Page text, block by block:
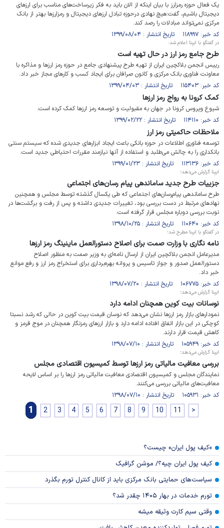
یک فعال حوزه رمزارز با بیان اینکه از الان باید به فکر زیرساخت‌های مناسب برای ارزهای
دیجیتال باشیم، گفت:هیچ نهادی درحوزه تبادل ارزهای دیجیتال و رمزارزها بهتر از بانک
مرکزی نمی‌تواند مبادلات را رصد کند.
کد خبر: ۱۱۸۹۹۷ تاریخ انتشار : ۱۳۹۹/۰۸/۰۴
در گفتگو با ایبِنا اعلام شد:
طرح جامع رمز ارز در حال تهیه است
رییس انجمن بلاکچین ایران از تهیه طرح پیشنهادی جامع در حوزه رمز ارزها و مذاکره با
معاونت فناوری بانک مرکزی و کانون صرافان برای ایجاد کسب و کارهای مجاز خبر داد.
کد خبر: ۱۱۵۴۰۳ تاریخ انتشار : ۱۳۹۹/۰۴/۰۳
کمک کرونا به رواج رمز ارزها
شیوع ویروس کرونا در جهان به مقبولیت و توسعه رمز ارزها کمک کرده است.
کد خبر: ۱۱۴۱۱۰ تاریخ انتشار : ۱۳۹۹/۰۲/۲۲
ملاحظات حاکمیتی رمز ارز
توسعه فناوری اطلاعات در حوزه بانکی باعث ایجاد ابزارهای جدیدی شده که سیستم سنتی
بانکداری را به چالش می‌طلبد و استفاده از آنها نیازمند مقررات احتیاطی جدید است.
کد خبر: ۱۱۳۱۳۶ تاریخ انتشار : ۱۳۹۹/۰۱/۲۳
ایبِنا گزارش می‌دهد؛
جزییات طرح جدید ساماندهی پیام رسان‌های اجتماعی
طرح ساماندهی پیام‌رسان‌های اجتماعی که طی یکسال گذشته توسط مجلس و همچنین
نهادهای مرتبط در دست بررسی بود، تغییرات جدیدی داشته و پس از رفت و برگشت‌ها در
نوبت بررسی دوباره مجلس قرار گرفته است.
کد خبر: ۱۱۰۶۴۰ تاریخ انتشار : ۱۳۹۸/۱۰/۲۵
در گفتگو با ایبِنا مطرح شد؛
نامه نگاری با وزارت صمت برای اصلاح دستورالعمل ماینینگ رمز ارزها
مدیرعامل انجمن بلاکچین ایران از ارسال نامه‌ای به وزیر صمت به منظور اصلاح
دستورالعمل صدور و جواز تاسیس و پروانه بهره‌برداری برای استخراج رمز ارز و رفع موانع
خبر داد.
کد خبر: ۱۰۶۷۷۵ تاریخ انتشار : ۱۳۹۸/۰۷/۲۰
ایبِنا گزارش می‌دهد؛
نوسانات بیت کوین همچنان ادامه دارد
نمودارهای بازار رمز ارزها نشان می‌دهد که نوسان قیمت بیت کوین در حالی که رشد نسبتا
کوچکی در این بازار اتفاق افتاده ادامه دارد و بازار ارزهای رمزنگار همچنان در موج قرمز و
کاهش قیمت قرار دارند.
کد خبر: ۱۰۵۹۴۹ تاریخ انتشار : ۱۳۹۸/۰۷/۱۰
ایبِنا گزارش می‌دهد؛
بررسی معافیت مالیاتی رمز ارزها توسط کمیسیون اقتصادی مجلس
نمایندگان مجلس و کمیسیون اقتصادی معافیت مالیاتی رمز ارزها را بر اساس لایحه
معافیت‌های مالیاتی بررسی می‌کنند.
کد خبر: ۱۰۵۹۳۱ تاریخ انتشار : ۱۳۹۸/۰۷/۱۰
1 2 3 4 5 6 7 8 9 10 11 >
«کیف پول ایران» چیست؟
کیف پول ایران چیه؟/ موشن گرافیک
سیاست‌های حمایتی بانک مرکزی باید از کانال کنترل تورم بگذرد
تورم خدمات در بهار ۱۴۰۵ چقدر شد؟
وقتی سیم کارت وثیقه میشه